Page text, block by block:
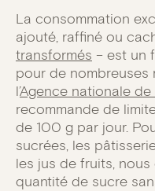
La consommation
ajouté, raffiné ou
transformés – est un
pour de nombreuses
l’Agence nationale
recommande de
de 100 g par jour.
sucrées, les
les jus de fruits,
quantité de sucre